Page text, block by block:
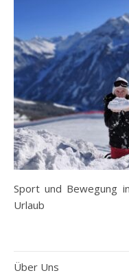
Sport und Bewegung
Urlaub
Über Uns